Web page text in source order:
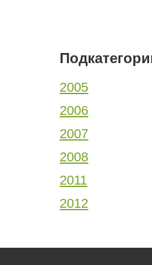
2005
2006
2007
2008
2011
2012